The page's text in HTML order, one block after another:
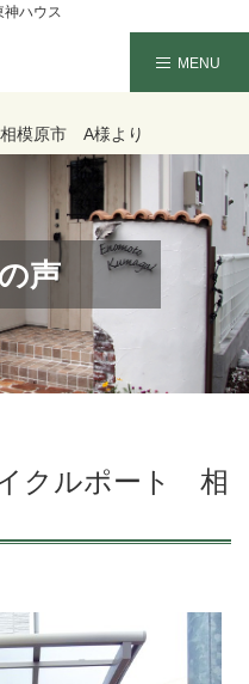
神ハウス
模原市 A様より
声
クルポート 相